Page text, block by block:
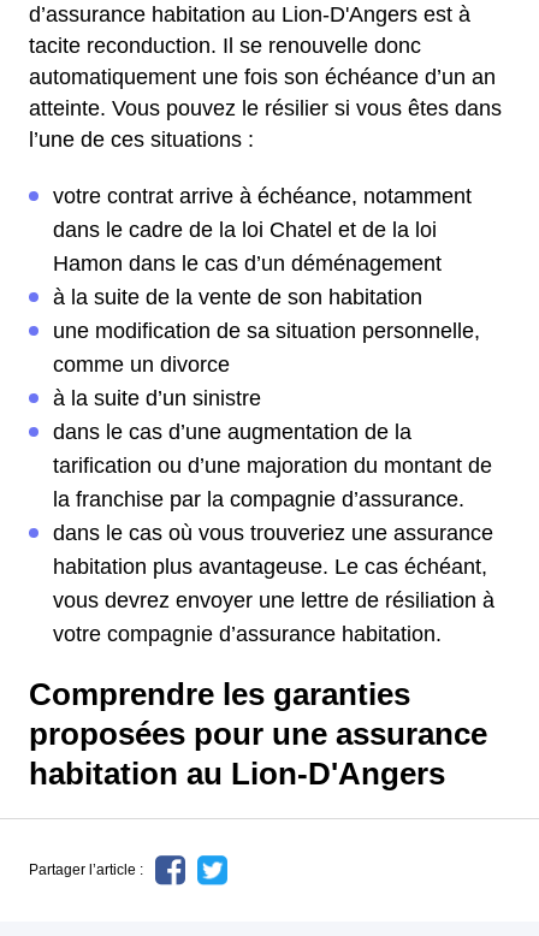
d’assurance habitation au Lion-D'Angers est à
tacite reconduction. Il se renouvelle donc
automatiquement une fois son échéance d’un an
atteinte. Vous pouvez le résilier si vous êtes dans
l’une de ces situations :
votre contrat arrive à échéance, notamment
dans le cadre de la loi Chatel et de la loi
Hamon dans le cas d’un déménagement
à la suite de la vente de son habitation
une modification de sa situation personnelle,
comme un divorce
à la suite d’un sinistre
dans le cas d’une augmentation de la
tarification ou d’une majoration du montant de
la franchise par la compagnie d’assurance.
dans le cas où vous trouveriez une assurance
habitation plus avantageuse. Le cas échéant,
vous devrez envoyer une lettre de résiliation à
votre compagnie d’assurance habitation.
Comprendre les garanties
proposées pour une assurance
habitation au Lion-D'Angers
Partager l’article :